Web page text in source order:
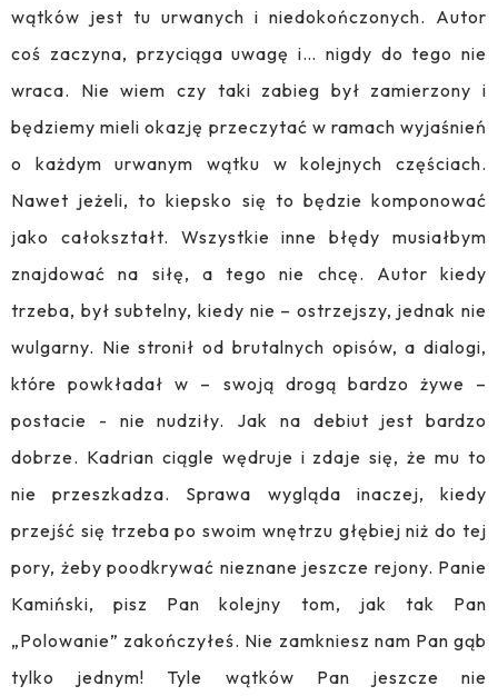
wątków jest tu urwanych i niedokończonych. Autor
coś zaczyna, przyciąga uwagę i… nigdy do tego nie
wraca. Nie wiem czy taki zabieg był zamierzony i
będziemy mieli okazję przeczytać w ramach wyjaśnień
o każdym urwanym wątku w kolejnych częściach.
Nawet jeżeli, to kiepsko się to będzie komponować
jako całokształt. Wszystkie inne błędy musiałbym
znajdować na siłę, a tego nie chcę. Autor kiedy
trzeba, był subtelny, kiedy nie – ostrzejszy, jednak nie
wulgarny. Nie stronił od brutalnych opisów, a dialogi,
które powkładał w – swoją drogą bardzo żywe –
postacie - nie nudziły. Jak na debiut jest bardzo
dobrze. Kadrian ciągle wędruje i zdaje się, że mu to
nie przeszkadza. Sprawa wygląda inaczej, kiedy
przejść się trzeba po swoim wnętrzu głębiej niż do tej
pory, żeby poodkrywać nieznane jeszcze rejony. Panie
Kamiński, pisz Pan kolejny tom, jak tak Pan
„Polowanie” zakończyłeś. Nie zamkniesz nam Pan gąb
tylko jednym! Tyle wątków Pan jeszcze nie